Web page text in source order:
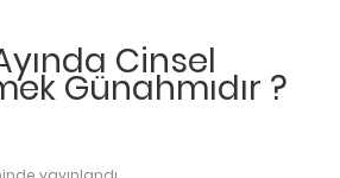
Cinsel
Günahmıdır ?